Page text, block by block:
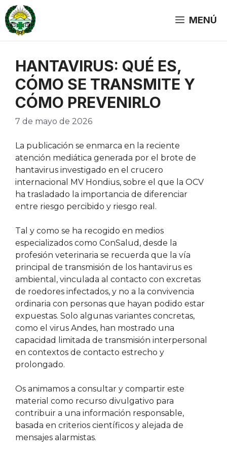
Saltar
al
contenido
MENÚ
HANTAVIRUS: QUÉ ES,
CÓMO SE TRANSMITE Y
CÓMO PREVENIRLO
7 de mayo de 2026
La publicación se enmarca en la reciente
atención mediática generada por el brote de
hantavirus investigado en el crucero
internacional MV Hondius, sobre el que la OCV
ha trasladado la importancia de diferenciar
entre riesgo percibido y riesgo real.
Tal y como se ha recogido en medios
especializados como ConSalud, desde la
profesión veterinaria se recuerda que la vía
principal de transmisión de los hantavirus es
ambiental, vinculada al contacto con excretas
de roedores infectados, y no a la convivencia
ordinaria con personas que hayan podido estar
expuestas. Solo algunas variantes concretas,
como el virus Andes, han mostrado una
capacidad limitada de transmisión interpersonal
en contextos de contacto estrecho y
prolongado.
Os animamos a consultar y compartir este
material como recurso divulgativo para
contribuir a una información responsable,
basada en criterios científicos y alejada de
mensajes alarmistas.